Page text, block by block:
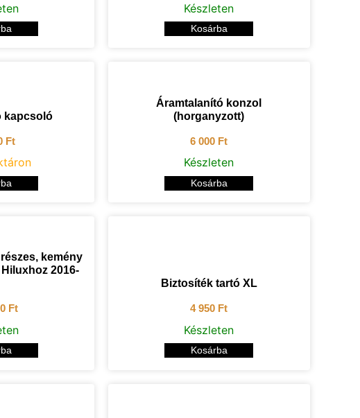
Készleten
Kosárba
kapcsoló
Ft
Áramtalanító konzol
(horganyzott)
6 000 Ft
Készleten
Kosárba
kemény
2016-
Ft
Biztosíték tartó XL
4 950 Ft
Készleten
Kosárba